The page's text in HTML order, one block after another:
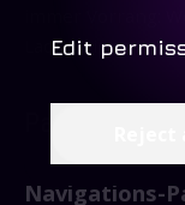
Laden eines
Panel-
Navigations-
Edit